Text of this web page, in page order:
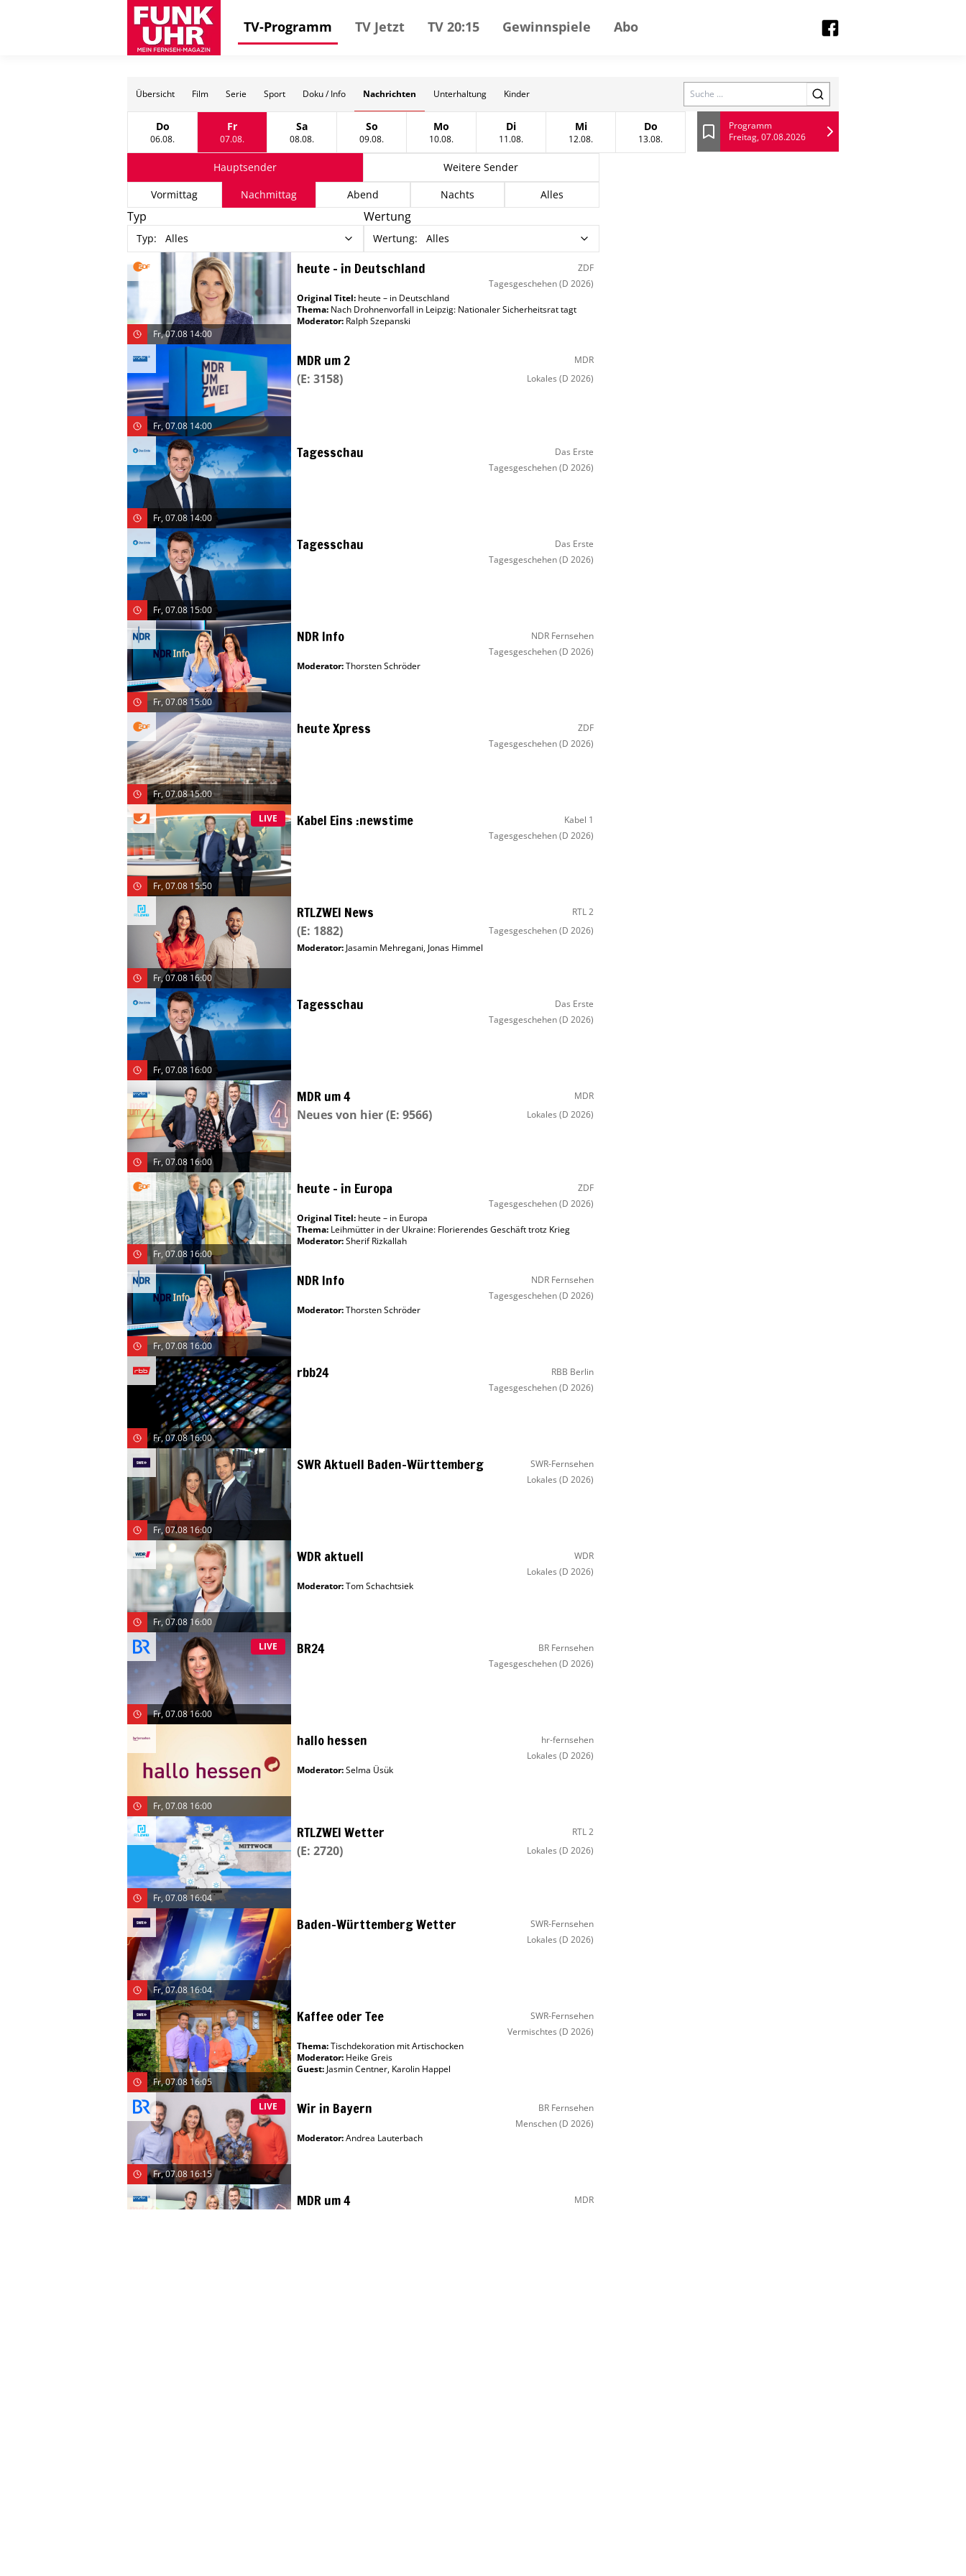
TV-Programm TV Jetzt TV 20:15 Gewinnspiele Abo
Übersicht Film Serie Sport Doku / Info Nachrichten Unterhaltung Kinder Search
Donnerstag, 06 August
Do
06.08. Freitag, 07 August
Fr
07.08. Samstag, 08 August
Sa
08.08. Sonntag, 09 August
So
09.08. Montag, 10 August
Mo
10.08. Dienstag, 11 August
Di
11.08. Mittwoch, 12 August
Mi
12.08. Donnerstag, 13 August
Do
13.08. Lesezeichen
Programm
Freitag, 07.08.2026
Hauptsender
Weitere Sender
Vormittag
Nachmittag Abend Nachts Alles
Typ
Typ: Alles
Wertung
Wertung: Alles
Fr, 07.08 14:00
heute – in Deutschland
ZDF
Tagesgeschehen(D 2026)
Original Titel: heute – in Deutschland
Thema: Nach Drohnenvorfall in Leipzig: Nationaler Sicherheitsrat tagt
Moderator: Ralph Szepanski
Fr, 07.08 14:00
MDR um 2 MDR
(E: 3158) Lokales (D 2026)
Fr, 07.08 14:00
Tagesschau
Das Erste
Tagesgeschehen(D 2026)
Fr, 07.08 15:00
Tagesschau
Das Erste
Tagesgeschehen(D 2026)
Fr, 07.08 15:00
NDR Info
NDR Fernsehen
Tagesgeschehen(D 2026)
Moderator:Thorsten Schröder
Fr, 07.08 15:00
heute Xpress
ZDF
Tagesgeschehen(D 2026)
LIVE
Fr, 07.08 15:50
Kabel Eins :newstime
Kabel 1
Tagesgeschehen(D 2026)
Fr, 07.08 16:00
RTLZWEI News RTL 2
(E: 1882) Tagesgeschehen(D 2026)
Moderator: Jasamin Mehregani, Jonas Himmel
Fr, 07.08 16:00
Tagesschau
Das Erste
Tagesgeschehen(D 2026)
Fr, 07.08 16:00
MDR um 4 MDR
Neues von hier(E: 9566) Lokales (D 2026)
Fr, 07.08 16:00
heute – in Europa
ZDF
Tagesgeschehen(D 2026)
Original Titel: heute – in Europa
Thema: Leihmütter in der Ukraine: Florierendes Geschäft trotz Krieg
Moderator:Sherif Rizkallah
Fr, 07.08 16:00
NDR Info
NDR Fernsehen
Tagesgeschehen(D 2026)
Moderator:Thorsten Schröder
Fr, 07.08 16:00
rbb24
RBB Berlin
Tagesgeschehen(D 2026)
Fr, 07.08 16:00
SWR Aktuell Baden-Württemberg
SWR-Fernsehen
Lokales (D 2026)
Fr, 07.08 16:00
WDR aktuell
WDR
Lokales (D 2026)
Moderator:Tom Schachtsiek
LIVE
Fr, 07.08 16:00
BR24
BR Fernsehen
Tagesgeschehen(D 2026)
Fr, 07.08 16:00
hallo hessen
hr-fernsehen
Lokales (D 2026)
Moderator:Selma Üsük
Fr, 07.08 16:04
RTLZWEI Wetter RTL 2
(E: 2720) Lokales (D 2026)
Fr, 07.08 16:04
Baden-Württemberg Wetter
SWR-Fernsehen
Lokales (D 2026)
Fr, 07.08 16:05
Kaffee oder Tee
SWR-Fernsehen
Vermischtes (D 2026)
Thema:Tischdekoration mit Artischocken
Moderator: Heike Greis
Guest: Jasmin Centner, Karolin Happel
LIVE
Fr, 07.08 16:15
Wir in Bayern
BR Fernsehen
Menschen(D 2026)
Moderator:Andrea Lauterbach
MDR um 4 MDR